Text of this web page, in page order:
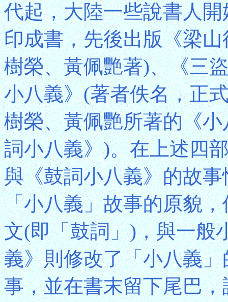
代起，大陸一些說書人
印成書，先後出版《梁
樹榮、黃佩艷著)、《三
小八義》(著者佚名，正
樹榮、黃佩艷所著的《
詞小八義》)。在上述四
與《鼓詞小八義》的故
「小八義」故事的原貌
文(即「鼓詞」)，與一般
義》則修改了「小八義
事，並在書末留下尾巴